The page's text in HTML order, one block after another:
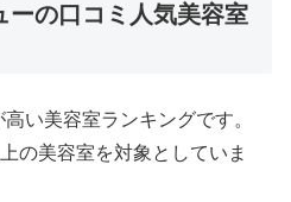
ーの口コミ人気美容室
い美容室ランキングです。
の美容室を対象としていま